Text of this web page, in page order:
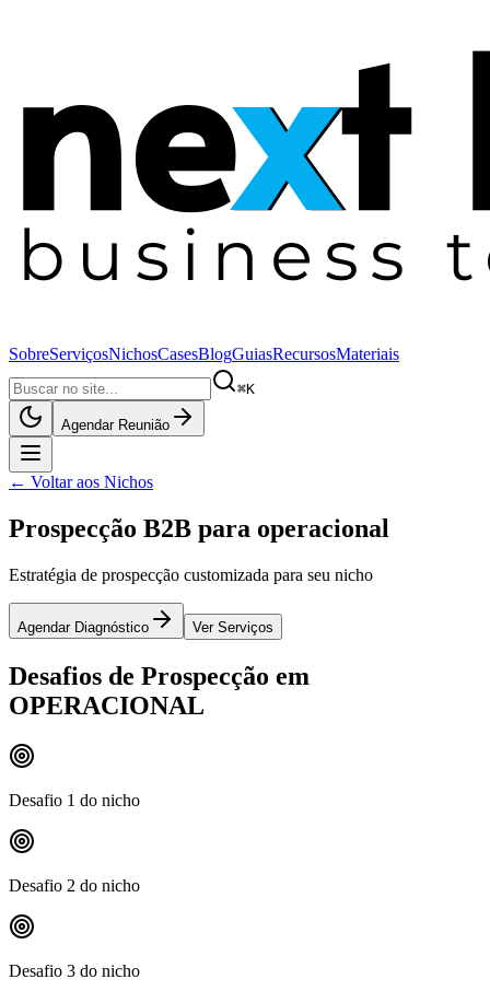
SobreServiçosNichosCasesBlogGuiasRecursosMateriais
⌘K
Agendar Reunião
← Voltar aos Nichos
Prospecção B2B para operacional
Estratégia de prospecção customizada para seu nicho
Agendar Diagnóstico Ver Serviços
Desafios de Prospecção em
OPERACIONAL
Desafio 1 do nicho
Desafio 2 do nicho
Desafio 3 do nicho